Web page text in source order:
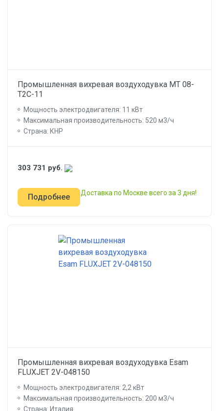
Промышленная вихревая воздуходувка МТ 08-
Т2С-11
Мощность электродвигателя: 11 кВт
Максимальная производительность: 520 м3/ч
Страна: КНР
303 731 руб.
Подробнее Доставка по Москве всего за 3 дня!
Промышленная вихревая воздуходувка Esam
FLUXJET 2V-048150
Мощность электродвигателя: 2,2 кВт
Максимальная производительность: 200 м3/ч
Страна: Италия